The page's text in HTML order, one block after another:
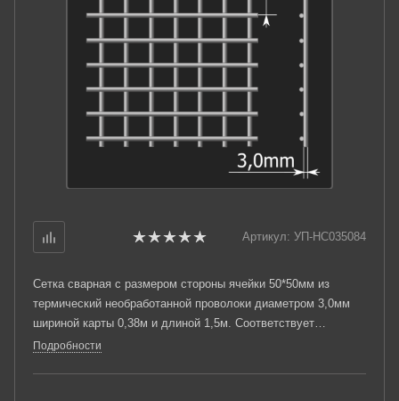
Артикул: УП-НС035084
Сетка сварная с размером стороны ячейки 50*50мм из
термический необработанной проволоки диаметром 3,0мм
шириной карты 0,38м и длиной 1,5м. Соответствует
требованиям ТУ 25.93.13-001-03876796-2019.
Подробности